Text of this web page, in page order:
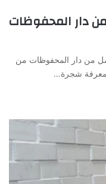
دار المحفوظات
من دار المحفوظات من
بمعرفة شجرة…